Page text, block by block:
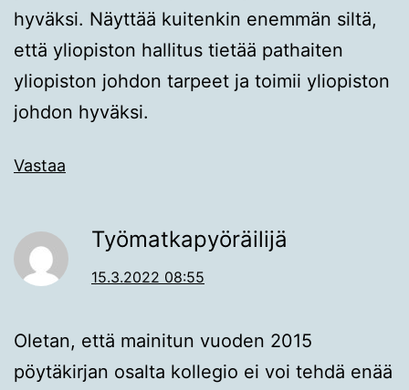
hyväksi. Näyttää kuitenkin enemmän siltä,
että yliopiston hallitus tietää pathaiten
yliopiston johdon tarpeet ja toimii yliopiston
johdon hyväksi.
Vastaa
Työmatkapyöräilijä
15.3.2022 08:55
Oletan, että mainitun vuoden 2015
pöytäkirjan osalta kollegio ei voi tehdä enää